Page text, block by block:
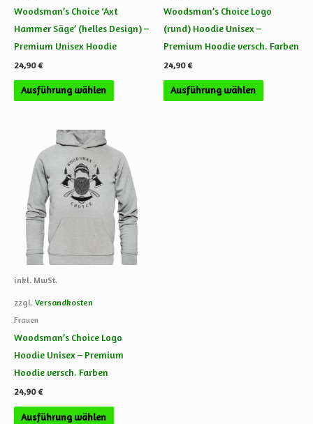
Woodsman’s Choice ‘Axt
Hammer Säge’ (helles Design) –
Premium Unisex Hoodie
24,90 €
Ausführung wählen
werden
Woodsman’s Choice Logo
(rund) Hoodie Unisex –
Premium Hoodie versch. Farben
24,90 €
Ausführung wählen
gewählt
inkl. MwSt.
zzgl. Versandkosten
Frauen
Woodsman’s Choice Logo
Hoodie Unisex – Premium
Hoodie versch. Farben
24,90 €
Ausführung wählen
Produkt
weist
mehrere
Varianten
auf.
Die
Optionen
gewählt